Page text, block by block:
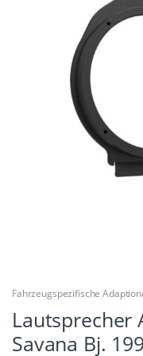
Fahrzeugspezifische
Lautsprecher
Savana Bj.